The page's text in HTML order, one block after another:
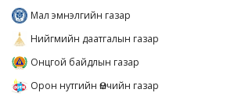
Мал эмнэлгийн газар
Нийгмийн даатгалын газар
Онцгой байдлын газар
Орон нутгийн Өмчийн газар